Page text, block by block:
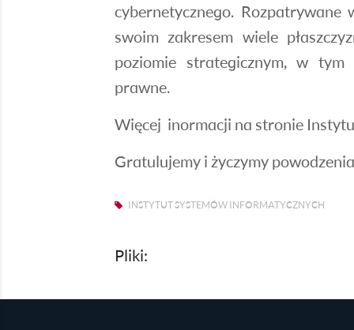
cybernetycznego. Rozpatrywane
swoim zakresem wiele
poziomie strategicznym, w
prawne.
Więcej inormacji na stronie
Gratulujemy i życzymy
INSTYTUT SYSTEMÓW INFORMATYCZNYCH
Pliki: